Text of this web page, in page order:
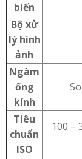
biến
Bộ xử
lý hình
ảnh
Ngàm
ống
kính
Tiêu
chuẩn
ISO
100 –